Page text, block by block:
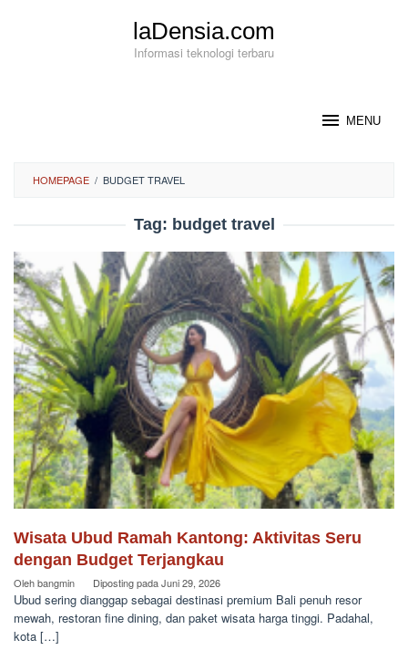
laDensia.com
Informasi teknologi terbaru
MENU
HOMEPAGE / BUDGET TRAVEL
Tag: budget travel
Wisata Ubud Ramah Kantong: Aktivitas Seru
dengan Budget Terjangkau
Olehbangmin Diposting padaJuni 29, 2026
Ubud sering dianggap sebagai destinasi premium Bali penuh resor
mewah, restoran fine dining, dan paket wisata harga tinggi. Padahal,
kota […]